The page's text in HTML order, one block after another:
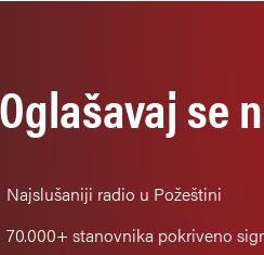
Oglašavaj se
Najslušaniji radio u Požeštini
70.000+ stanovnika pokriveno